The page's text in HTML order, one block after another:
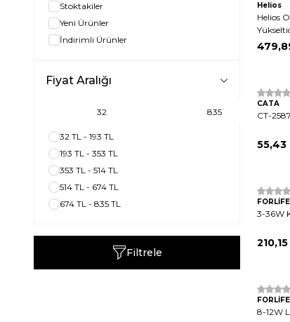
Stoktakiler
Yeni Ürünler
İndirimli Ürünler
Fiyat Aralığı
32 TL - 193 TL
193 TL - 353 TL
353 TL - 514 TL
514 TL - 674 TL
674 TL - 835 TL
Filtrele
Helios
Helios
CATA
CT-
55,43
FORLİFE
3-36W
210,15
FORLİFE
8-12W